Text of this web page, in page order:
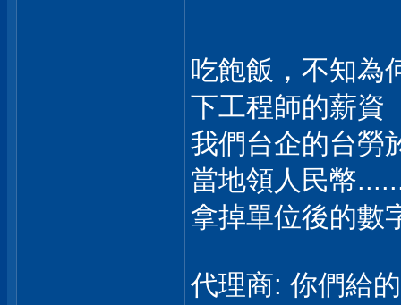
吃飽飯，不知為
下工程師的薪資
我們台企的台勞
當地領人民幣
拿掉單位後的數
代理商: 你們給